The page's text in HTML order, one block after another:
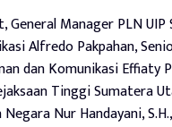
Manager PLN
Alfredo Pakpahan,
dan Komunikasi
Tinggi Sumatera
Nur Handayani,